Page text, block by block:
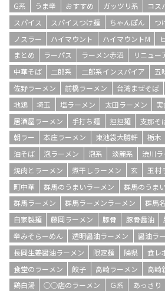
G系 うま辛 おすすめ ガッツリ系 コス
スパイス
スパイスつけ麺 ちゃんぽん つ
ノスラー
ハイマウント ハイマウントM
まとめ
ラーパス ラーメン赤沼 リニュー
中華そば
二郎系 二郎系インスパイア 五
佐野ラーメン
前橋ラーメン 台湾まぜそば
地鶏
埼玉 塩ラーメン 太田ラーメン
居酒屋ラーメン
手打ち麺 担担麺 支那そ
朝ラー
本庄ラーメン 東池袋大勝軒 栃木
油そば
泡ラーメン 泡系 淡麗系 渋川
焼肉とラーメン
煮干しラーメン 玄 玉村
町中華
群馬のうまいラーメン
群馬のうま
群馬ラーメン
群馬ラーメンラーメン 群馬
自家製麺
藤岡ラーメン 豚骨 豚骨醤油
辛みそらーめん
透明醤油ラーメン
醤油ラ
長岡生姜醤油ラーメン
限定麺 隣県 食レ
食堂のラーメン
餃子 高崎ラーメン 高崎
鶏白湯
○○店のラーメン Ｇ系 あっさり